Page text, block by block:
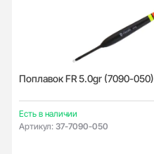
Поплавок FR 5.0gr (7090-050)
Есть в наличии
Артикул: 37-7090-050